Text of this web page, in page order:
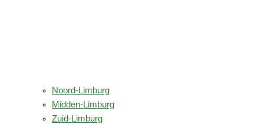
Noord-Limburg
Midden-Limburg
Zuid-Limburg